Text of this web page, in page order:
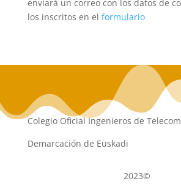
enviará un correo con los datos de
los inscritos en el formulario
Colegio Oficial Ingenieros de
Demarcación de Euskadi
2023©